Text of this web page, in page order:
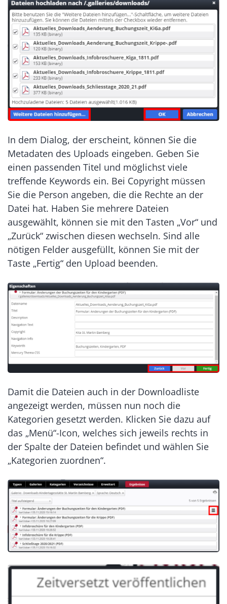
In dem Dialog, der erscheint, können Sie die
Metadaten des Uploads eingeben. Geben Sie
einen passenden Titel und möglichst viele
treffende Keywords ein. Bei Copyright müssen
Sie die Person angeben, die die Rechte an der
Datei hat. Haben Sie mehrere Dateien
ausgewählt, können sie mit den Tasten „Vor“ und
„Zurück“ zwischen diesen wechseln. Sind alle
nötigen Felder ausgefüllt, können Sie mit der
Taste „Fertig“ den Upload beenden.
Damit die Dateien auch in der Downloadliste
angezeigt werden, müssen nun noch die
Kategorien gesetzt werden. Klicken Sie dazu auf
das „Menü“-Icon, welches sich jeweils rechts in
der Spalte der Dateien befindet und wählen Sie
„Kategorien zuordnen“.